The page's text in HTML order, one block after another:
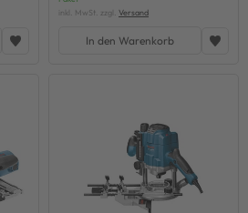
inkl. MwSt. zzgl. Versand
In den Warenkorb